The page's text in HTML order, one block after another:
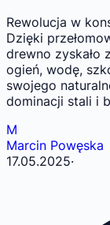
Rewolucja w
Dzięki
drewno zyskało
ogień, wodę,
swojego
dominacji stali i
M
Marcin Powęska
17.05.2025·